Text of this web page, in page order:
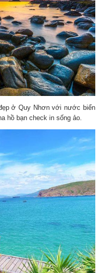
ở Quy Nhơn với nước biển
hồ bạn check in sống ảo.